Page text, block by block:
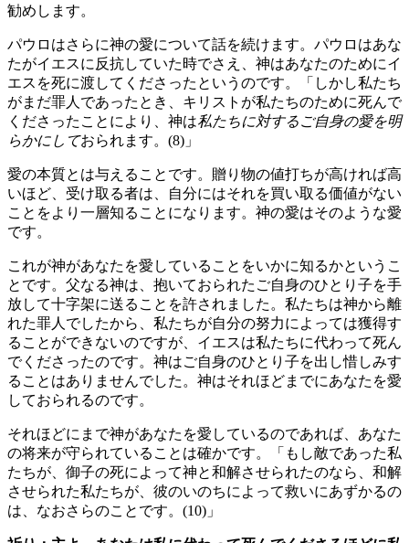
勧めします。
パウロはさらに神の愛について話を続けます。パウロはあな
たがイエスに反抗していた時でさえ、神はあなたのためにイ
エスを死に渡してくださったというのです。「しかし私たち
がまだ罪人であったとき、キリストが私たちのために死んで
くださったことにより、神は私たちに対するご自身の愛を明
らかにしておられます。(8)」
愛の本質とは与えることです。贈り物の値打ちが高ければ高
いほど、受け取る者は、自分にはそれを買い取る価値がない
ことをより一層知ることになります。神の愛はそのような愛
です。
これが神があなたを愛していることをいかに知るかというこ
とです。父なる神は、抱いておられたご自身のひとり子を手
放して十字架に送ることを許されました。私たちは神から離
れた罪人でしたから、私たちが自分の努力によっては獲得す
ることができないのですが、イエスは私たちに代わって死ん
でくださったのです。神はご自身のひとり子を出し惜しみす
ることはありませんでした。神はそれほどまでにあなたを愛
しておられるのです。
それほどにまで神があなたを愛しているのであれば、あなた
の将来が守られていることは確かです。「もし敵であった私
たちが、御子の死によって神と和解させられたのなら、和解
させられた私たちが、彼のいのちによって救いにあずかるの
は、なおさらのことです。(10)」